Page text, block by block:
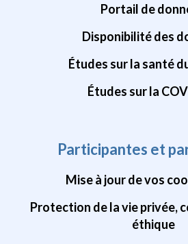
Portail de
Disponibilité des
Études sur la santé
Études sur la
Participantes et
Mise à jour de vos
Protection de la vie privée,
éthique